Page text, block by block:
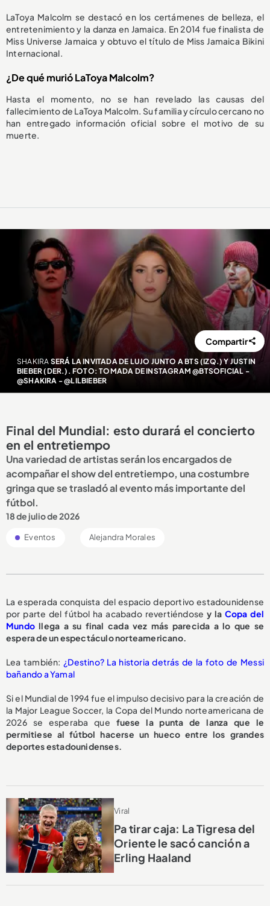
LaToya Malcolm se destacó en los certámenes de belleza, el
entretenimiento y la danza en Jamaica. En 2014 fue finalista de
Miss Universe Jamaica y obtuvo el título de Miss Jamaica Bikini
Internacional.
¿De qué murió LaToya Malcolm?
Hasta el momento, no se han revelado las causas del
fallecimiento de LaToya Malcolm. Su familia y círculo cercano no
han entregado información oficial sobre el motivo de su
muerte.
SHAKIRA SERÁ LA INVITADA DE LUJO JUNTO A BTS (IZQ.) Y JUSTIN
BIEBER (DER.). FOTO: TOMADA DE INSTAGRAM @BTSOFICIAL -
@SHAKIRA - @LILBIEBER
Compartir
Final del Mundial: esto durará el concierto
en el entretiempo
Una variedad de artistas serán los encargados de
acompañar el show del entretiempo, una costumbre
gringa que se trasladó al evento más importante del
fútbol.
18 de julio de 2026
Eventos Alejandra Morales
La esperada conquista del espacio deportivo estadounidense
por parte del fútbol ha acabado revertiéndose y la Copa del
Mundo llega a su final cada vez más parecida a lo que se
espera de un espectáculo norteamericano.
Lea también: ¿Destino? La historia detrás de la foto de Messi
bañando a Yamal
Si el Mundial de 1994 fue el impulso decisivo para la creación de
la Major League Soccer, la Copa del Mundo norteamericana de
2026 se esperaba que fuese la punta de lanza que le
permitiese al fútbol hacerse un hueco entre los grandes
deportes estadounidenses.
Viral
Pa tirar caja: La Tigresa del
Oriente le sacó canción a
Erling Haaland